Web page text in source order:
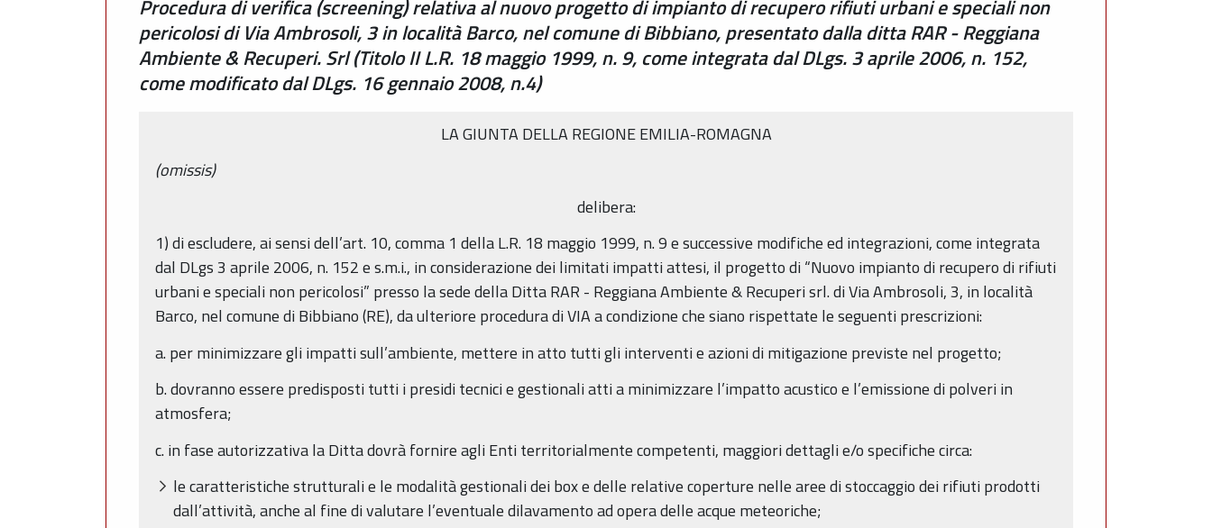
Procedura di verifica (screening) relativa al nuovo progetto di impianto di recupero rifiuti urbani e speciali non
pericolosi di Via Ambrosoli, 3 in località Barco, nel comune di Bibbiano, presentato dalla ditta RAR - Reggiana
Ambiente & Recuperi. Srl (Titolo II L.R. 18 maggio 1999, n. 9, come integrata dal DLgs. 3 aprile 2006, n. 152,
come modificato dal DLgs. 16 gennaio 2008, n.4)
LA GIUNTA DELLA REGIONE EMILIA-ROMAGNA
(omissis)
delibera:
1) di escludere, ai sensi dell’art. 10, comma 1 della L.R. 18 maggio 1999, n. 9 e successive modifiche ed integrazioni, come integrata
dal DLgs 3 aprile 2006, n. 152 e s.m.i., in considerazione dei limitati impatti attesi, il progetto di “Nuovo impianto di recupero di rifiuti
urbani e speciali non pericolosi” presso la sede della Ditta RAR - Reggiana Ambiente & Recuperi srl. di Via Ambrosoli, 3, in località
Barco, nel comune di Bibbiano (RE), da ulteriore procedura di VIA a condizione che siano rispettate le seguenti prescrizioni:
a. per minimizzare gli impatti sull’ambiente, mettere in atto tutti gli interventi e azioni di mitigazione previste nel progetto;
b. dovranno essere predisposti tutti i presidi tecnici e gestionali atti a minimizzare l’impatto acustico e l’emissione di polveri in
atmosfera;
c. in fase autorizzativa la Ditta dovrà fornire agli Enti territorialmente competenti, maggiori dettagli e/o specifiche circa:
le caratteristiche strutturali e le modalità gestionali dei box e delle relative coperture nelle aree di stoccaggio dei rifiuti prodotti
dall’attività, anche al fine di valutare l’eventuale dilavamento ad opera delle acque meteoriche;